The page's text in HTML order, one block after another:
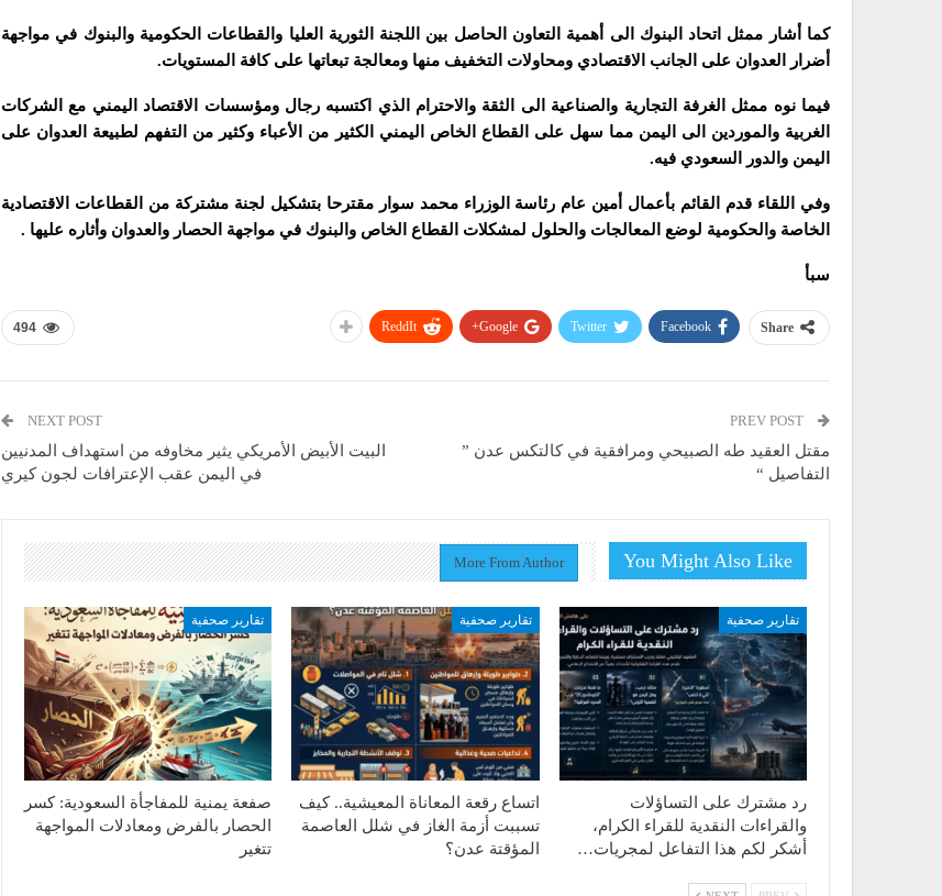
كما أشار ممثل اتحاد البنوك الى أهمية التعاون الحاصل بين اللجنة الثورية العليا والقطاعات الحكومية والبنوك في مواجهة
أضرار العدوان على الجانب الاقتصادي ومحاولات التخفيف منها ومعالجة تبعاتها على كافة المستويات.
فيما نوه ممثل الغرفة التجارية والصناعية الى الثقة والاحترام الذي اكتسبه رجال ومؤسسات الاقتصاد اليمني مع الشركات
الغربية والموردين الى اليمن مما سهل على القطاع الخاص اليمني الكثير من الأعباء وكثير من التفهم لطبيعة العدوان على
اليمن والدور السعودي فيه.
وفي اللقاء قدم القائم بأعمال أمين عام رئاسة الوزراء محمد سوار مقترحا بتشكيل لجنة مشتركة من القطاعات الاقتصادية
الخاصة والحكومية لوضع المعالجات والحلول لمشكلات القطاع الخاص والبنوك في مواجهة الحصار والعدوان وأثاره عليها .
سبأ
494 Share
Facebook
Twitter
Google+
ReddIt
مقتل العقيد طه الصبيحي ومرافقية في كالتكس عدن ”
التفاصيل “
NEXT POST
البيت الأبيض الأمريكي يثير مخاوفه من استهداف المدنيين
في اليمن عقب الإعترافات لجون كيري
You Might Also Like
More From Author
تقارير صحفية
رد مشترك على التساؤلات
والقراءات النقدية للقراء الكرام،
أشكر لكم هذا التفاعل لمجريات…
تقارير صحفية
اتساع رقعة المعاناة المعيشية.. كيف
تسببت أزمة الغاز في شلل العاصمة
المؤقتة عدن؟
تقارير صحفية
صفعة يمنية للمفاجأة السعودية: كسر
الحصار بالفرض ومعادلات المواجهة
تتغير